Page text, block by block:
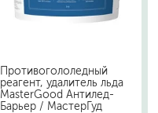
Противогололедный
реагент, удалитель льда
MasterGood Антилед-
Барьер / МастерГуд